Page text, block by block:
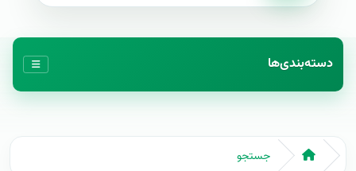
دسته‌بندی‌ها
جستجو